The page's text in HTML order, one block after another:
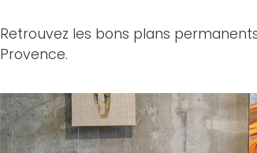
Retrouvez les bons plans
Provence.